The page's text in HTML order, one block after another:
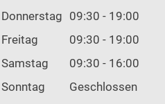
Donnerstag 09:30 - 19:00
Freitag
09:30 - 19:00
Samstag
09:30 - 16:00
Sonntag
Geschlossen